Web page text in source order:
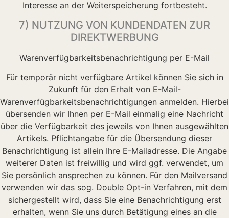
Interesse an der Weiterspeicherung fortbesteht.
7) NUTZUNG VON KUNDENDATEN ZUR
DIREKTWERBUNG
Warenverfügbarkeitsbenachrichtigung per E-Mail
Für temporär nicht verfügbare Artikel können Sie sich in
Zukunft für den Erhalt von E-Mail-
Warenverfügbarkeitsbenachrichtigungen anmelden. Hierbei
übersenden wir Ihnen per E-Mail einmalig eine Nachricht
über die Verfügbarkeit des jeweils von Ihnen ausgewählten
Artikels. Pflichtangabe für die Übersendung dieser
Benachrichtigung ist allein Ihre E-Mailadresse. Die Angabe
weiterer Daten ist freiwillig und wird ggf. verwendet, um
Sie persönlich ansprechen zu können. Für den Mailversand
verwenden wir das sog. Double Opt-in Verfahren, mit dem
sichergestellt wird, dass Sie eine Benachrichtigung erst
erhalten, wenn Sie uns durch Betätigung eines an die